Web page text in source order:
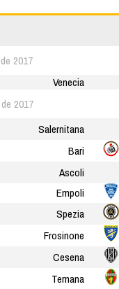
2017
Venecia
2017
Salernitana
Bari
Ascoli
Empoli
Spezia
Frosinone
Cesena
Ternana